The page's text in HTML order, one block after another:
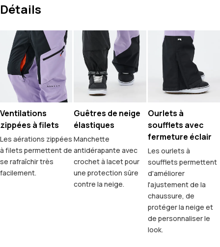
Détails
Ventilations
zippées à filets
Les aérations zippées
à filets permettent de
se rafraîchir très
facilement.
Guêtres de neige
élastiques
Manchette
antidérapante avec
crochet à lacet pour
une protection sûre
contre la neige.
Ourlets à
soufflets avec
fermeture éclair
Les ourlets à
soufflets permettent
d'améliorer
l'ajustement de la
chaussure, de
protéger la neige et
de personnaliser le
look.